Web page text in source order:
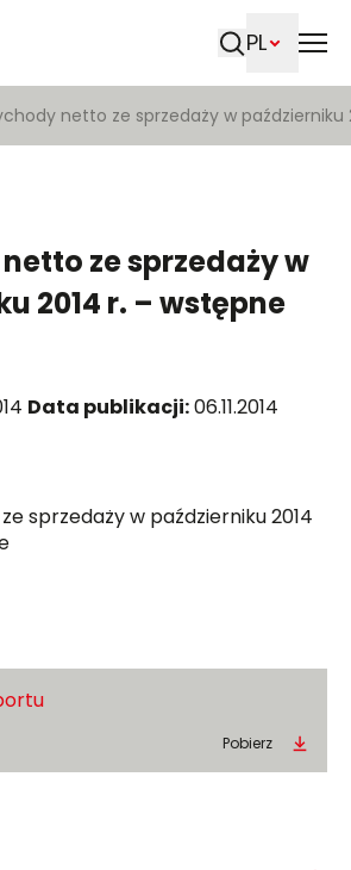
PL
netto ze sprzedaży w październiku
ze sprzedaży w
2014 r. – wstępne
Data publikacji:06.11.2014
sprzedaży w październiku 2014
Pobierz